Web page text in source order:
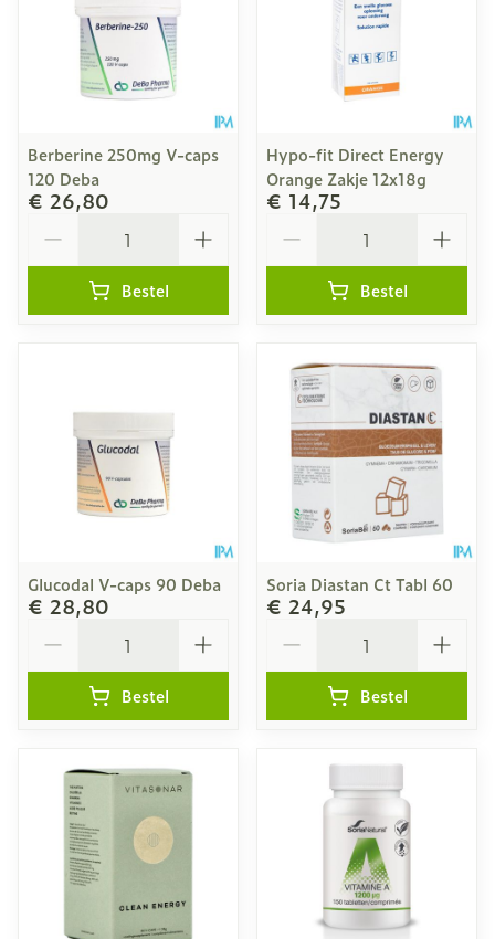
Berberine 250mg V-caps
120 Deba
€ 26,80
Bestel
Hypo-fit Direct Energy
Orange Zakje 12x18g
€ 14,75
Bestel
Glucodal V-caps 90 Deba
€ 28,80
Bestel
Soria Diastan Ct Tabl 60
€ 24,95
Bestel